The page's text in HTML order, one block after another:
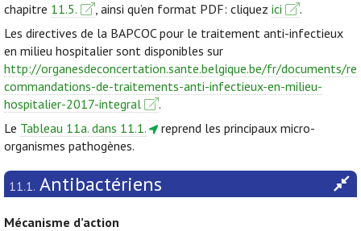
chapitre 11.5. , ainsi qu’en format PDF: cliquez ici
.
Les directives de la BAPCOC pour le traitement anti-infectieux
en milieu hospitalier sont disponibles sur
http://organesdeconcertation.sante.belgique.be/fr/documents/re
commandations-de-traitements-anti-infectieux-en-milieu-
hospitalier-2017-integral
.
Le Tableau 11a. dans 11.1.
reprend les principaux micro-
organismes pathogènes.
11.1. Antibactériens
Mécanisme d’action